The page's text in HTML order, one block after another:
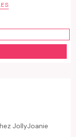
JollyJoanie